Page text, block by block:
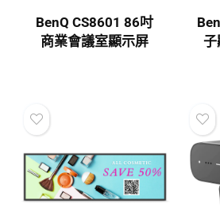
BenQ CS8601 86吋
商業會議室顯示屏
子